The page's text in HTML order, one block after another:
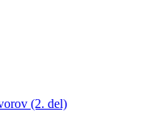
(2. del)